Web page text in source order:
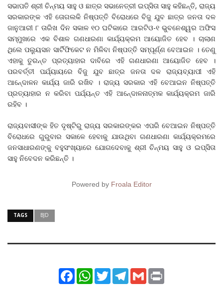
ସଭାପତି ଶ୍ରୀ ଚିନ୍ମୟ ସାହୁ ଓ ଛାତ୍ର ସଭାନେତ୍ରୀ ଇପ୍ସିତା ସାହୁ କହିଛନ୍ତି, ରାଜ୍ୟ
ସରକାରଙ୍କ ଏହି ତୋଗଲକି ନିଷ୍ପତ୍ତି ବିରୋଧରେ ବିଜୁ ଯୁବ ଛାତ୍ର ଜନତା ଦଳ
ଜାନୁଆରୀ ୮ ତାରିଖ ଦିନ ସକାଳ ୧୦ ଘଟିକାରେ ଆରଟିଓ-୧ ଭୁବନେଶ୍ୱର ଅଫିସ
ସମ୍ମୁଖରେ ଏକ ବିଶାଳ ଗଣଧାରଣା କାର୍ଯ୍ୟକ୍ରମ ଆୟୋଜିତ ହେବ । ଚାଲାଣ
ଥିଲେ ପଲୁ୍ୟସନ ସାର୍ଟିଫିକେଟ ନ ମିଳିବା ନିଷ୍ପତ୍ତି ସମ୍ପୂର୍ଣ୍ଣ ବେଆଇନ । ତେଣୁ
ଏହାକୁ ତୁରନ୍ତ ପ୍ରତ୍ୟାହାର ଦାବିରେ ଏହି ଗଣଧାରଣା ଆୟୋଜିତ ହେବ ।
ପରବର୍ତ୍ତୀ ପର୍ଯ୍ୟାୟରେ ବିଜୁ ଯୁବ ଛାତ୍ର ଜନତା ଦଳ ରାଜ୍ୟବ୍ୟାପୀ ଏହି
ଆନେ୍ଦାଳନ କାର୍ଯ୍ୟ ଜାରି ରଖିବ । ରାଜ୍ୟ ସରକାର ଏହି ବେଆଇନ ନିଷ୍ପତ୍ତି
ପ୍ରତ୍ୟାହାର ନ କରିବା ପର୍ଯ୍ୟନ୍ତ ଏହି ଆନେ୍ଦାଳନାତ୍ମକ କାର୍ଯ୍ୟକ୍ରମ ଜାରି
ରହିବ ।
ରାଜ୍ୟବାସୀଙ୍କ ହିତ ଦୃଷ୍ଟିରୁ ରାଜ୍ୟ ସରକାରଙ୍କର ଏପରି ବେଆଇନ ନିଷ୍ପତ୍ତି
ବିରୋଧରେ ଗୁରୁବାର ସକାଳେ ହେବାକୁ ଯାଉଥିବା ଗଣଧାରଣା କାର୍ଯ୍ୟକ୍ରମରେ
ଜନସାଧାରଣଙ୍କୁ ବହୁସଂଖ୍ୟାରେ ଯୋଗଦେବାକୁ ଶ୍ରୀ ଚିନ୍ମୟ ସାହୁ ଓ ଇପ୍ସିତା
ସାହୁ ନିବେଦନ କରିଛନ୍ତି ।
Powered by Froala Editor
TAGS BJD
FacebookWhatsApp
TwitterTelegram
Gmail